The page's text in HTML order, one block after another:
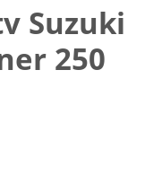
Suzuki
250